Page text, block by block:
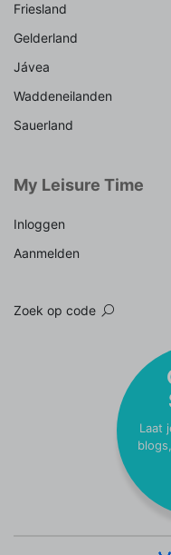
Friesland
Gelderland
Jávea
Waddeneilanden
Sauerland
My Leisure Time
Inloggen
Aanmelden
Zoek op code
Laat